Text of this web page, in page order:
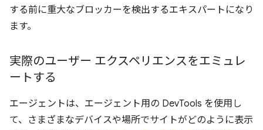
する前に重大なブロッカーを検出するエキスパートになり
ます。
実際のユーザー エクスペリエンスをエミュレ
ートする
エージェントは、エージェント用の DevTools を使用し
て、さまざまなデバイスや場所でサイトがどのように表示